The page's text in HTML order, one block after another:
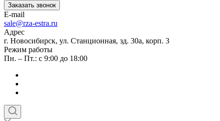
Заказать звонок
E-mail
sale@rza-estra.ru
Адрес
г. Новосибирск, ул. Станционная, зд. 30а, корп. 3
Режим работы
Пн. – Пт.: с 9:00 до 18:00